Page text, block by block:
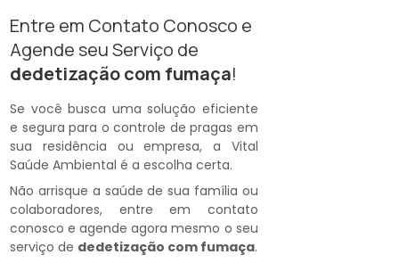
Entre em Contato Conosco e
Agende seu Serviço de
dedetização com fumaça!
Se você busca uma solução eficiente
e segura para o controle de pragas em
sua residência ou empresa, a Vital
Saúde Ambiental é a escolha certa.
Não arrisque a saúde de sua família ou
colaboradores, entre em contato
conosco e agende agora mesmo o seu
serviço de dedetização com fumaça.